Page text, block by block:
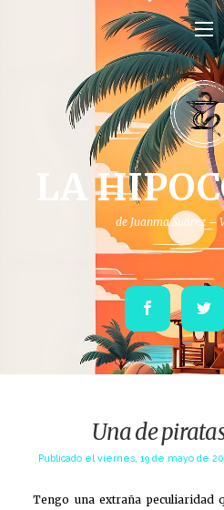
LA
de Juanma Suárez –
Facebook Twitter
Una de
Publicado el viernes, 19 de mayo de
Tengo una extraña peculiaridad